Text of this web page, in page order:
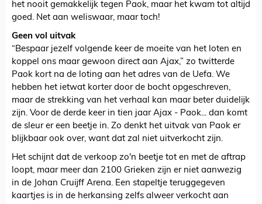
het nooit gemakkelijk tegen Paok, maar het kwam tot altijd
goed. Net aan weliswaar, maar toch!
Geen vol uitvak
“Bespaar jezelf volgende keer de moeite van het loten en
koppel ons maar gewoon direct aan Ajax,” zo twitterde
Paok kort na de loting aan het adres van de Uefa. We
hebben het ietwat korter door de bocht opgeschreven,
maar de strekking van het verhaal kan maar beter duidelijk
zijn. Voor de derde keer in tien jaar Ajax - Paok... dan komt
de sleur er een beetje in. Zo denkt het uitvak van Paok er
blijkbaar ook over, want dat zal niet uitverkocht zijn.
Het schijnt dat de verkoop zo'n beetje tot en met de aftrap
loopt, maar meer dan 2100 Grieken zijn er niet aanwezig
in de Johan Cruijff Arena. Een stapeltje teruggegeven
kaartjes is in de herkansing zelfs alweer verkocht aan